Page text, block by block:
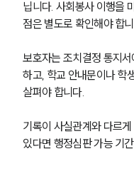
닙니다. 사회봉사 이행을
점은 별도로 확인해야 합
보호자는 조치결정 통지
하고, 학교 안내문이나 학
살펴야 합니다.
기록이 사실관계와 다르
있다면 행정심판 가능 기